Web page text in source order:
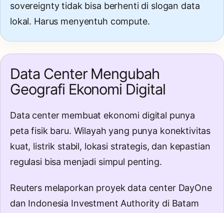
sovereignty tidak bisa berhenti di slogan data
lokal. Harus menyentuh compute.
Data Center Mengubah
Geografi Ekonomi Digital
Data center membuat ekonomi digital punya
peta fisik baru. Wilayah yang punya konektivitas
kuat, listrik stabil, lokasi strategis, dan kepastian
regulasi bisa menjadi simpul penting.
Reuters melaporkan proyek data center DayOne
dan Indonesia Investment Authority di Batam